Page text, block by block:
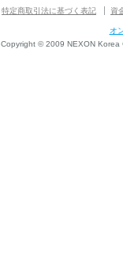
特定商取引法に基づく表記 資
オ
Copyright © 2009 NEXON Korea